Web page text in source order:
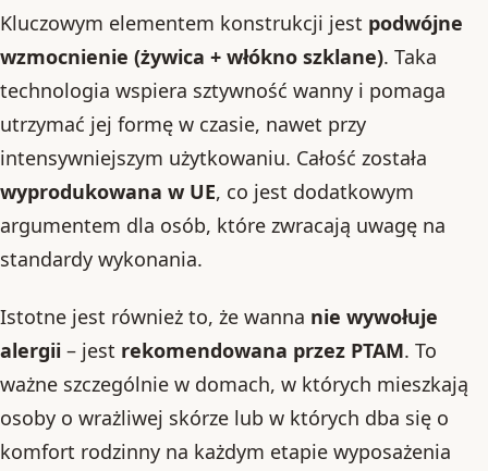
Kluczowym elementem konstrukcji jest podwójne
wzmocnienie (żywica + włókno szklane). Taka
technologia wspiera sztywność wanny i pomaga
utrzymać jej formę w czasie, nawet przy
intensywniejszym użytkowaniu. Całość została
wyprodukowana w UE, co jest dodatkowym
argumentem dla osób, które zwracają uwagę na
standardy wykonania.
Istotne jest również to, że wanna nie wywołuje
alergii – jest rekomendowana przez PTAM. To
ważne szczególnie w domach, w których mieszkają
osoby o wrażliwej skórze lub w których dba się o
komfort rodzinny na każdym etapie wyposażenia